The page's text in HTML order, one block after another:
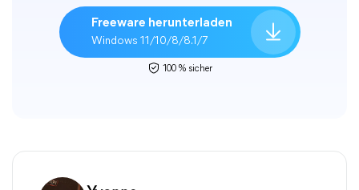
Freeware herunterladen
Windows 11/10/8/8.1/7
100 % sicher